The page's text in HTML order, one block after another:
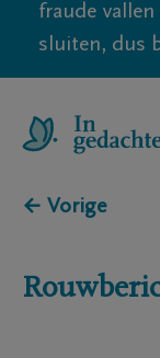
fraude
sluiten, dus
← Vorige